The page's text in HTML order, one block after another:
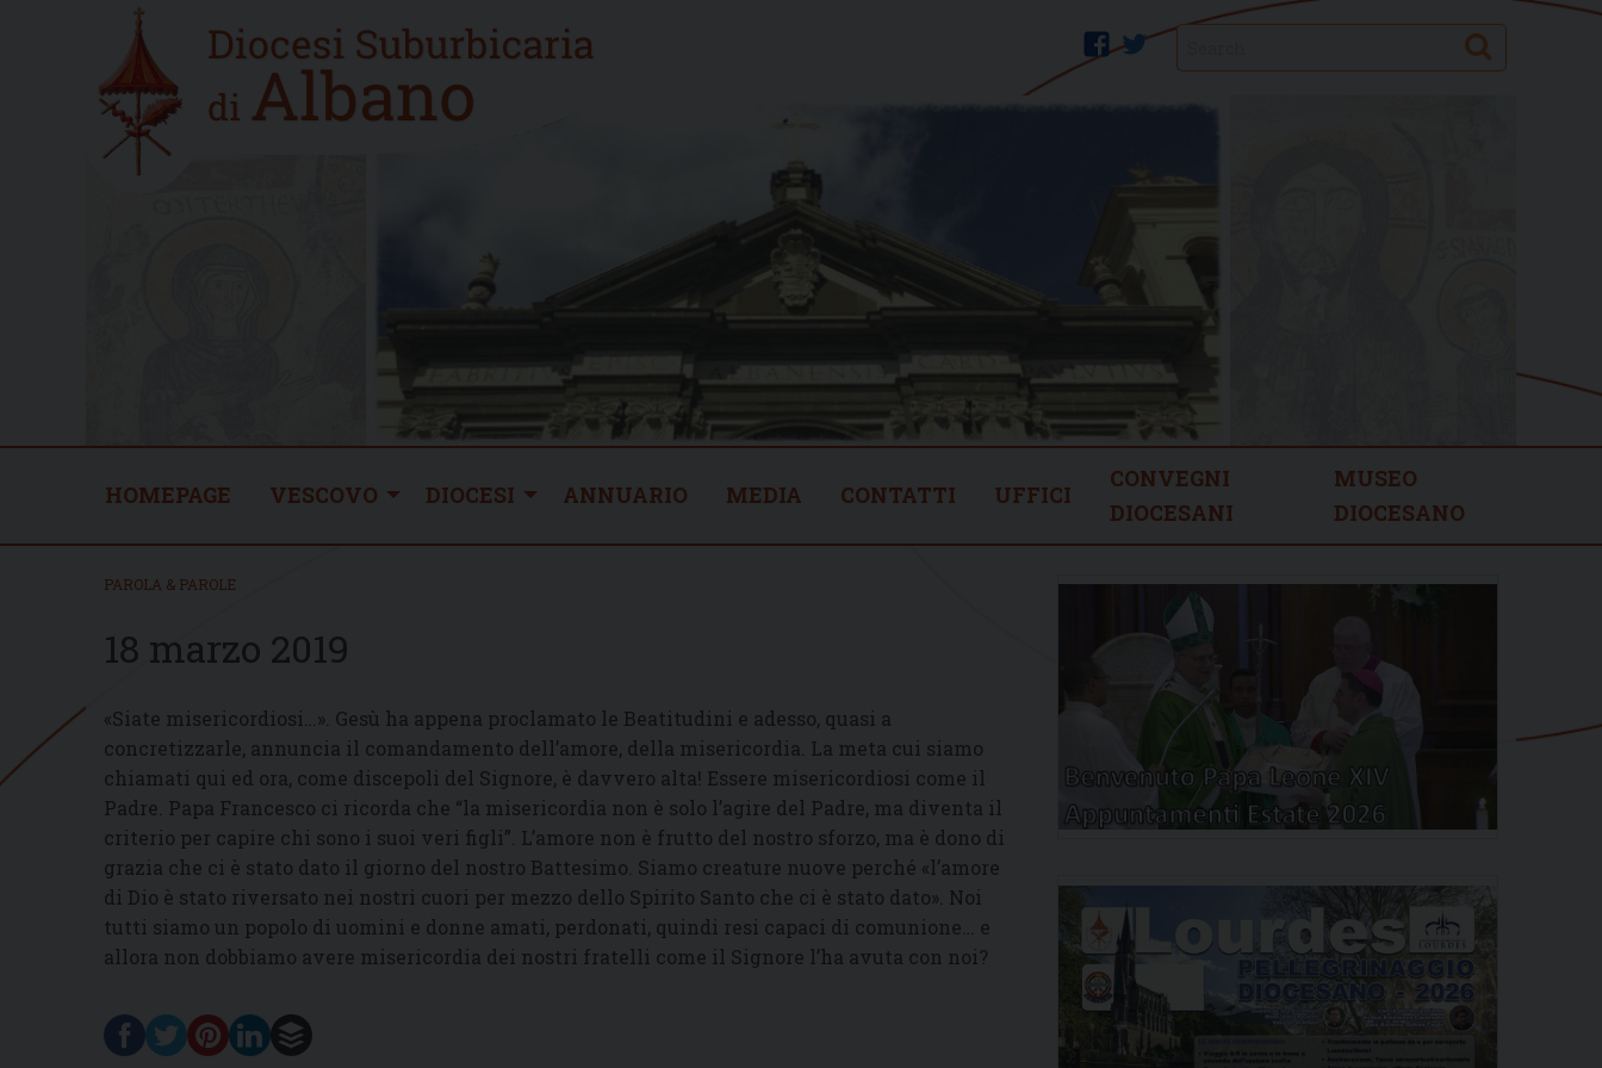
Home
new
twitter
facebook Search
HOMEPAGE VESCOVO DIOCESI ANNUARIO MEDIA CONTATTI UFFICI
CONVEGNI
DIOCESANI
MUSEO
DIOCESANO
PAROLA & PAROLE
18 marzo 2019
«Siate misericordiosi…». Gesù ha appena proclamato le Beatitudini e adesso, quasi a
concretizzarle, annuncia il comandamento dell’amore, della misericordia. La meta cui siamo
chiamati qui ed ora, come discepoli del Signore, è davvero alta! Essere misericordiosi come il
Padre. Papa Francesco ci ricorda che “la misericordia non è solo l’agire del Padre, ma diventa il
criterio per capire chi sono i suoi veri figli”. L’amore non è frutto del nostro sforzo, ma è dono di
grazia che ci è stato dato il giorno del nostro Battesimo. Siamo creature nuove perché «l’amore
di Dio è stato riversato nei nostri cuori per mezzo dello Spirito Santo che ci è stato dato». Noi
tutti siamo un popolo di uomini e donne amati, perdonati, quindi resi capaci di comunione… e
allora non dobbiamo avere misericordia dei nostri fratelli come il Signore l’ha avuta con noi?